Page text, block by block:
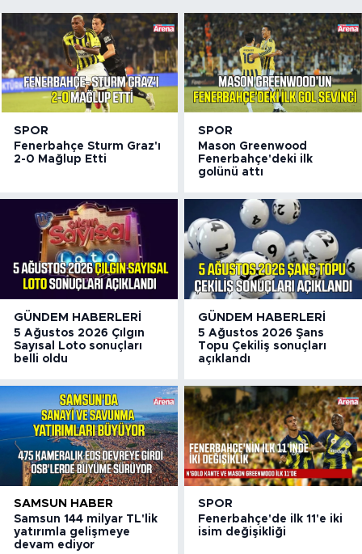
SPOR
Fenerbahçe Sturm Graz'ı
2-0 Mağlup Etti
SPOR
Mason Greenwood
Fenerbahçe'deki ilk
golünü attı
GÜNDEM HABERLERI
5 Ağustos 2026 Çılgın
Sayısal Loto sonuçları
belli oldu
GÜNDEM HABERLERI
5 Ağustos 2026 Şans
Topu Çekiliş sonuçları
açıklandı
SAMSUN HABER
Samsun 144 milyar TL'lik
yatırımla gelişmeye
devam ediyor
SPOR
Fenerbahçe'de ilk 11'e iki
isim değişikliği